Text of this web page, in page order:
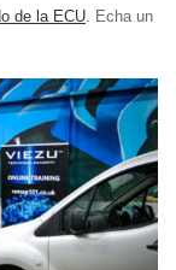
de la ECU. Echa un